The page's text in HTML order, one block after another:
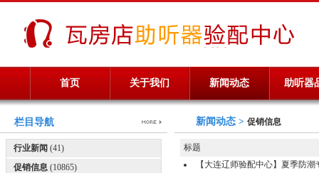
首页 关于我们 新闻动态 助听器
栏目导航
行业新闻 (41)
促销信息 (10865)
新闻动态 > 促销信息
标题
【大连辽师验配中心】夏季防潮